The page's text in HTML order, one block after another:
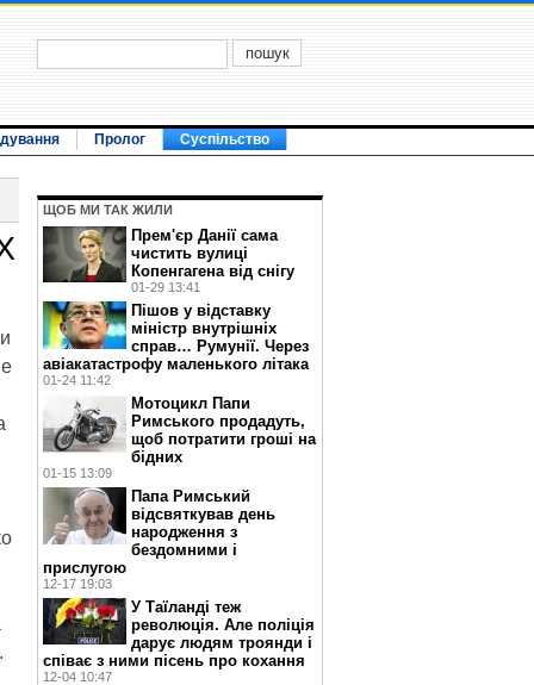
Пролог Суспільство
ЩОБ МИ ТАК ЖИЛИ
Прем'єр Данії сама
чистить вулиці
Копенгагена від снігу
01-29 13:41
Пішов у відставку
міністр внутрішніх
справ… Румунії. Через
авіакатастрофу маленького літака
01-24 11:42
Мотоцикл Папи
Римського продадуть,
щоб потратити гроші на
бідних
01-15 13:09
Папа Римський
відсвяткував день
народження з
бездомними і
прислугою
12-17 19:03
У Таїланді теж
революція. Але поліція
дарує людям троянди і
співає з ними пісень про кохання
12-04 10:47